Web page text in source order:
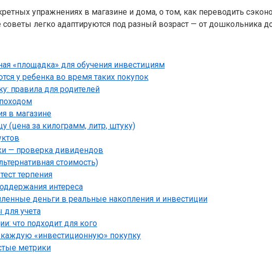
упражнениях в магазине и дома, о том, как переводить
легко адаптируются под разный возраст — от дошкольника
«площадка» для обучения инвестициям
у ребенка во время таких покупок
правила для родителей
в магазине
(цена за килограмм, литр, штуку)
— проверка дивидендов
стоимость)
терпения
интереса
деньги в реальные накопления и инвестиции
учета
что подходит для кого
«инвестиционную» покупку
метрики